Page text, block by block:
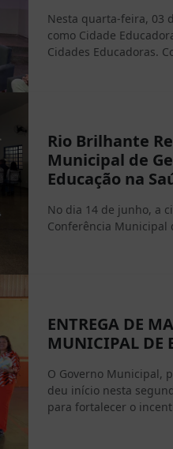
Nesta quarta-feira, 03
como Cidade
Cidades Educadoras.
Rio Brilhante
Municipal de
Educação na
No dia 14 de junho, a
Conferência Municipal
ENTREGA DE
MUNICIPAL DE
O Governo Municipal,
deu início nesta
para fortalecer o